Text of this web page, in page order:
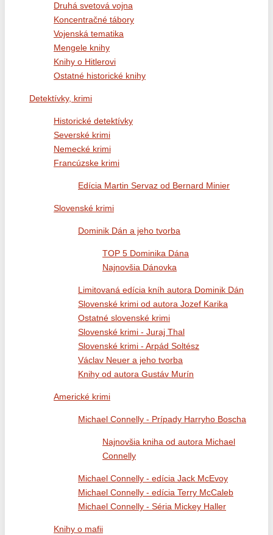
Druhá svetová vojna
Koncentračné tábory
Vojenská tematika
Mengele knihy
Knihy o Hitlerovi
Ostatné historické knihy
Detektívky, krimi
Historické detektívky
Severské krimi
Nemecké krimi
Francúzske krimi
Edícia Martin Servaz od Bernard Minier
Slovenské krimi
Dominik Dán a jeho tvorba
TOP 5 Dominika Dána
Najnovšia Dánovka
Limitovaná edícia kníh autora Dominik Dán
Slovenské krimi od autora Jozef Karika
Ostatné slovenské krimi
Slovenské krimi - Juraj Thal
Slovenské krimi - Arpád Soltész
Václav Neuer a jeho tvorba
Knihy od autora Gustáv Murín
Americké krimi
Michael Connelly - Prípady Harryho Boscha
Najnovšia kniha od autora Michael
Connelly
Michael Connelly - edícia Jack McEvoy
Michael Connelly - edícia Terry McCaleb
Michael Connelly - Séria Mickey Haller
Knihy o mafii